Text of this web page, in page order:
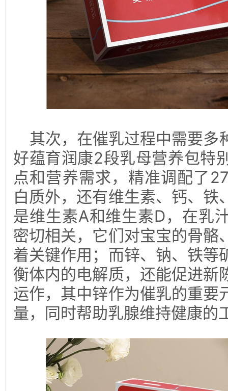
其次，在催乳过程中需要多
好蕴育润康2段乳母营养包特
点和营养需求，精准调配了
白质外，还有维生素、钙、铁
是维生素A和维生素D，在乳
密切相关，它们对宝宝的骨骼
着关键作用；而锌、钠、铁等
衡体内的电解质，还能促进新
运作，其中锌作为催乳的重要
量，同时帮助乳腺维持健康的